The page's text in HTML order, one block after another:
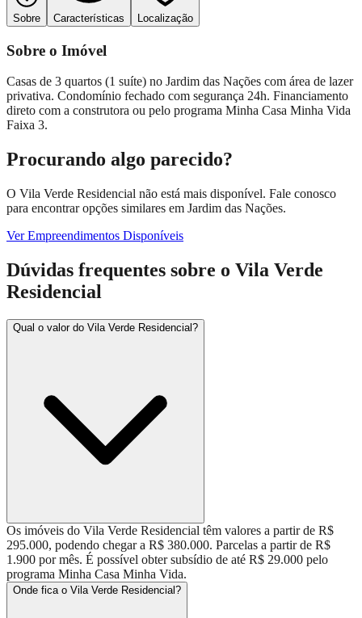
Sobre Características Localização
Sobre o Imóvel
Casas de 3 quartos (1 suíte) no Jardim das Nações com área de lazer
privativa. Condomínio fechado com segurança 24h. Financiamento
direto com a construtora ou pelo programa Minha Casa Minha Vida
Faixa 3.
Procurando algo parecido?
O Vila Verde Residencial não está mais disponível. Fale conosco
para encontrar opções similares em Jardim das Nações.
Ver Empreendimentos Disponíveis
Dúvidas frequentes sobre o Vila Verde
Residencial
Qual o valor do Vila Verde Residencial?
Os imóveis do Vila Verde Residencial têm valores a partir de R$
295.000, podendo chegar a R$ 380.000. Parcelas a partir de R$
1.900 por mês. É possível obter subsídio de até R$ 29.000 pelo
programa Minha Casa Minha Vida.
Onde fica o Vila Verde Residencial?